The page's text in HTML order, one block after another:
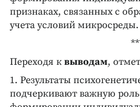
признаках, связанных с
учета условий микросреды.
Переходя к выводам,
1. Результаты
подчеркивают важную